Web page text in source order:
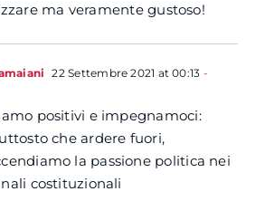
ma veramente gustoso!
22 Settembre 2021 at 00:13 -
positivi e impegnamoci:
che ardere fuori,
la passione politica nei
costituzionali